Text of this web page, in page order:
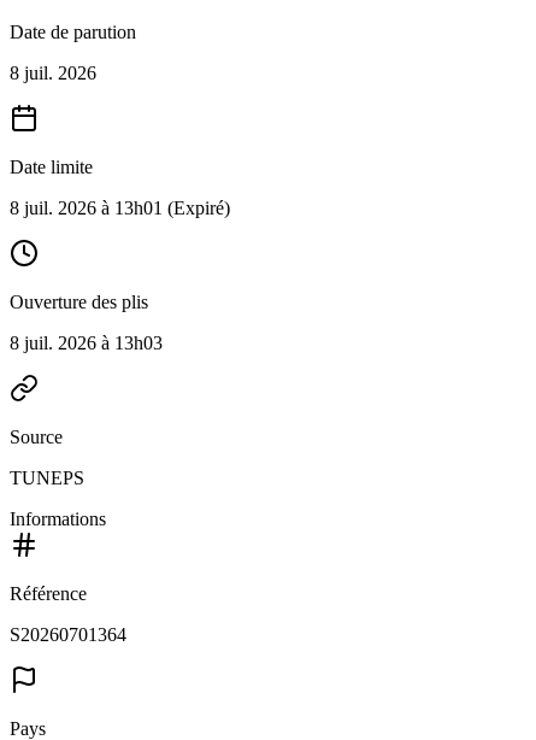
Date de parution
8 juil. 2026
Date limite
8 juil. 2026 à 13h01 (Expiré)
Ouverture des plis
8 juil. 2026 à 13h03
Source
TUNEPS
Informations
Référence
S20260701364
Pays